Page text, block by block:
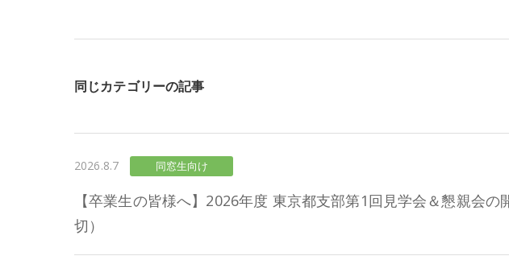
同じカテゴリーの記事
2026.8.7 同窓生向け
【卒業生の皆様へ】2026年度 東京都支部第1回見学会＆懇親会
切）